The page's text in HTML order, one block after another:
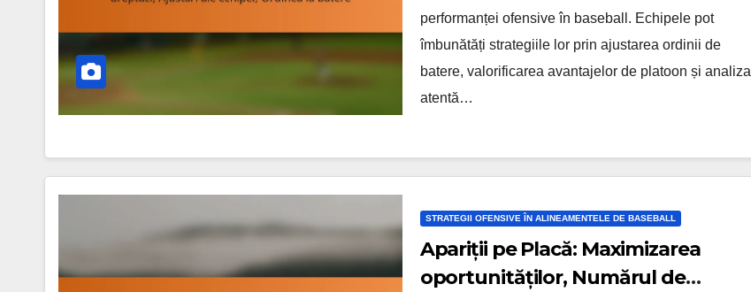
performanței ofensive în baseball. Echipele pot
îmbunătăți strategiile lor prin ajustarea ordinii de
batere, valorificarea avantajelor de platoon și analiza
atentă…
STRATEGII OFENSIVE ÎN ALINEAMENTELE DE BASEBALL
Apariții pe Placă: Maximizarea
oportunităților, Numărul de